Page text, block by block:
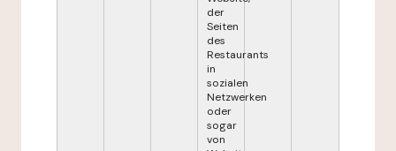
der
Seiten
des
Restaurants
in
sozialen
Netzwerken
oder
sogar
von